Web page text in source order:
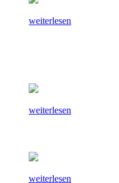
weiterlesen
weiterlesen
weiterlesen